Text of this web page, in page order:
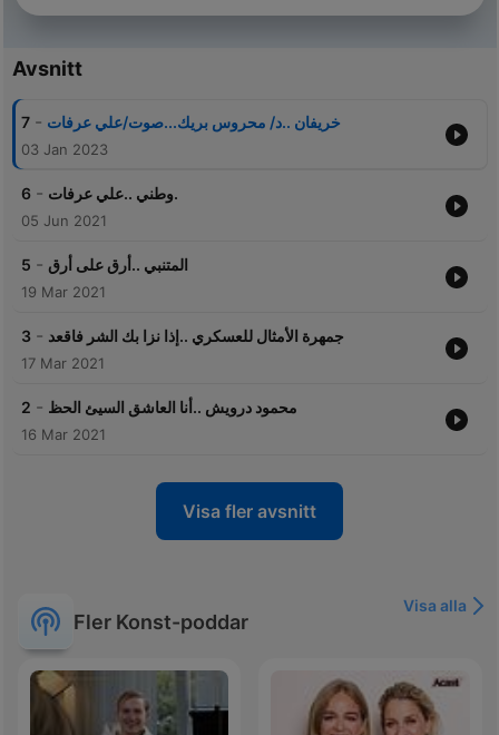
Avsnitt
7 - خريفان ..د/ محروس بريك...صوت/علي عرفات
03 Jan 2023
6 - وطني ..علي عرفات.
05 Jun 2021
5 - المتنبي ..أرق على أرق
19 Mar 2021
3 - جمهرة الأمثال للعسكري ..إذا نزا بك الشر فاقعد
17 Mar 2021
2 - محمود درويش ..أنا العاشق السيئ الحظ
16 Mar 2021
Visa fler avsnitt
Fler Konst-poddar
Visa alla